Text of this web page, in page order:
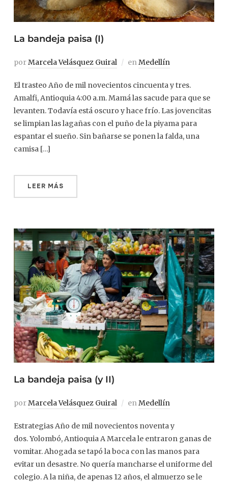
La bandeja paisa (I)
porMarcela Velásquez Guiral enMedellín
El trasteo Año de mil novecientos cincuenta y tres.
Amalfi, Antioquia 4:00 a.m. Mamá las sacude para que se
levanten. Todavía está oscuro y hace frío. Las jovencitas
se limpian las lagañas con el puño de la piyama para
espantar el sueño. Sin bañarse se ponen la falda, una
camisa […]
LEER MÁS
La bandeja paisa (y II)
porMarcela Velásquez Guiral enMedellín
Estrategias Año de mil novecientos noventa y
dos. Yolombó, Antioquia A Marcela le entraron ganas de
vomitar. Ahogada se tapó la boca con las manos para
evitar un desastre. No quería mancharse el uniforme del
colegio. A la niña, de apenas 12 años, el almuerzo se le